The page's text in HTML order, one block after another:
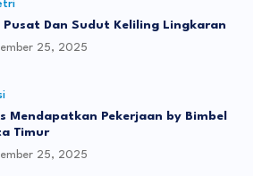
Dan Sudut Keliling Lingkaran
25, 2025
Mendapatkan Pekerjaan by Bimbel
Timur
25, 2025